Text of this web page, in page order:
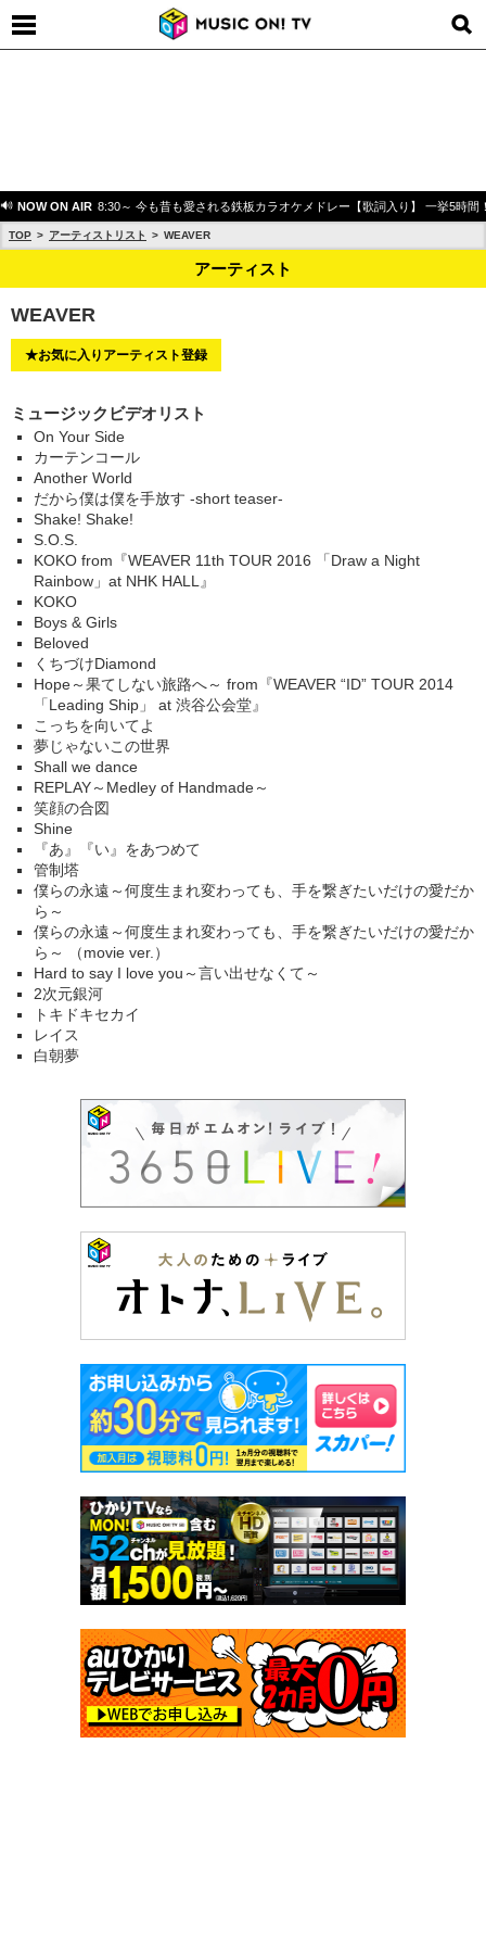
NOW ON AIR 8:30～ 今も昔も愛される鉄板カラオケメドレー【歌詞入り】 一挙5時間
TOP アーティストリスト WEAVER
アーティスト
WEAVER
★お気に入りアーティスト登録
ミュージックビデオリスト
On Your Side
カーテンコール
Another World
だから僕は僕を手放す -short teaser-
Shake! Shake!
S.O.S.
KOKO from『WEAVER 11th TOUR 2016 「Draw a Night
Rainbow」at NHK HALL』
KOKO
Boys & Girls
Beloved
くちづけDiamond
Hope～果てしない旅路へ～ from『WEAVER “ID” TOUR 2014
「Leading Ship」 at 渋谷公会堂』
こっちを向いてよ
夢じゃないこの世界
Shall we dance
REPLAY～Medley of Handmade～
笑顔の合図
Shine
『あ』『い』をあつめて
管制塔
僕らの永遠～何度生まれ変わっても、手を繋ぎたいだけの愛だか
ら～
僕らの永遠～何度生まれ変わっても、手を繋ぎたいだけの愛だか
ら～ （movie ver.）
Hard to say I love you～言い出せなくて～
2次元銀河
トキドキセカイ
レイス
白朝夢